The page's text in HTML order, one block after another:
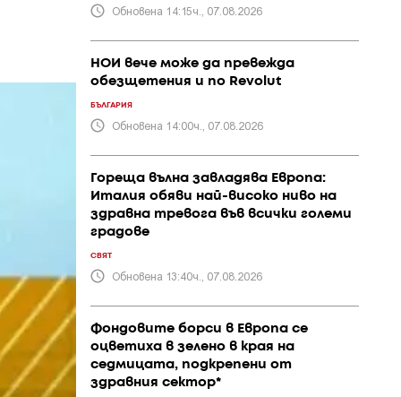
Обновена 14:15ч., 07.08.2026
НОИ вече може да превежда
обезщетения и по Revolut
БЪЛГАРИЯ
Обновена 14:00ч., 07.08.2026
Гореща вълна завладява Европа:
Италия обяви най-високо ниво на
здравна тревога във всички големи
градове
СВЯТ
Обновена 13:40ч., 07.08.2026
Фондовите борси в Европа се
оцветиха в зелено в края на
седмицата, подкрепени от
здравния сектор*